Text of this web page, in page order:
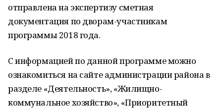
отправлена на экспертизу сметная
документация по дворам-участникам
программы 2018 года.
С информацией по данной программе можно
ознакомиться на сайте администрации района в
разделе «Деятельность», «Жилищно-
коммунальное хозяйство», «Приоритетный